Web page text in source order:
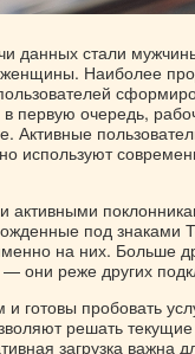
данных стали
Наиболее
первую очередь,
Активные
используют
активными
под знаками
на них. Больше
они реже других
готовы пробовать
решать
загрузка важна